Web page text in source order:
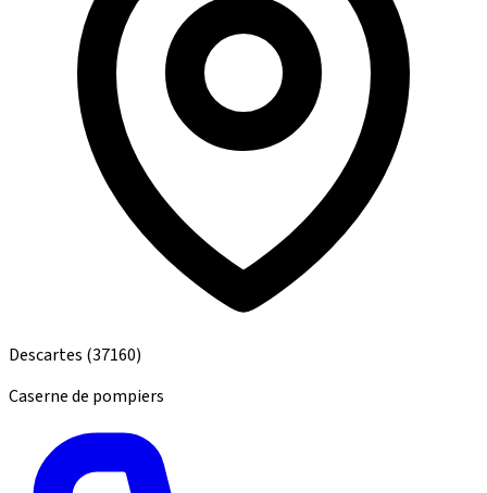
Descartes (37160)
Caserne de pompiers